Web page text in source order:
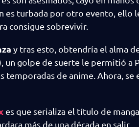
es turbada por otro evento, ello
consigue sobrevivir.
y tras esto, obtendría el alma
golpe de suerte le permitió a
de anime. Ahora, se
es que serializa el título de
más de una década en salir.